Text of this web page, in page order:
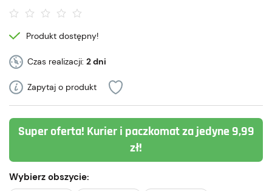
Produkt dostępny!
Czas realizacji: 2 dni
Zapytaj o produkt
Super oferta! Kurier i paczkomat za jedyne 9,99
zł!
Wybierz obszycie: